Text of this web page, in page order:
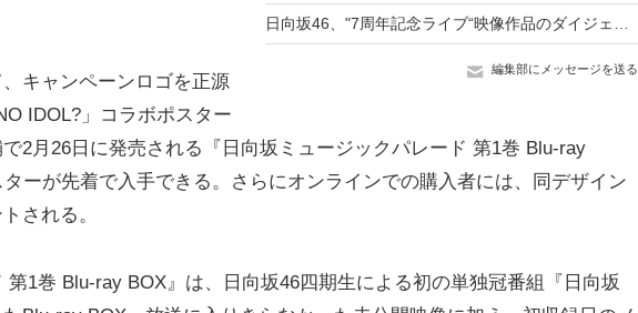
編集部にメッセージを送る
キャンペーンロゴを正源
IDOL?」コラボポスター
2月26日に発売される『日向坂ミュージックパレード 第1巻 Blu-ray
ーが先着で入手できる。さらにオンラインでの購入者には、同デザイン
される。
1巻 Blu-ray BOX』は、日向坂46四期生による初の単独冠番組『日向坂